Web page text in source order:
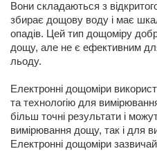
Вони складаються з
збирає дощову воду і має
опадів. Цей тип дощоміру
дощу, але не є ефективним
льоду.
Електронні дощоміри
та технологію для
більш точні результати і
вимірювання дощу, так і для
Електронні дощоміри